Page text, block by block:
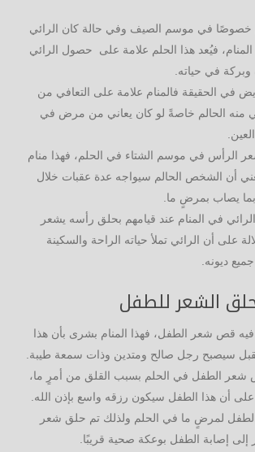
في موسم الصيف وفي حالة كان الرائي
فيُعد هذا الحلم علامة على حصول الرائي
في حياته.
في الحقيقة فالمنام علامة على التعافي من
منه الحالم خاصةً لو كان يعاني من مرض في
الرأس في موسم الشتاء في الحلم، فهذا منام
أن الشخص الحالم سيواجه عدة عقبات خلال
يصاب بمرضٍ ما.
في المنام عند قيامهم بحلق رأسه يشعر
على أن الرائي تملأ حياته الراحة والسكينة
ديونه.
الشعر للطفل
فيه قص شعر الطفل، فهذا المنام بشرى بأن هذا
سيصبح رجل صالح ومتدين وذات سمعة طيبة.
شعر الطفل في الحلم بسبب القلق من أمرٍ ما،
على أن هذا الطفل سيكون رزقه واسع بإذن الله.
لمرضٍ ما في الحلم ولذلك تم حلق شعر
إلى إصابة الطفل بوعكة صحية قريبًا.